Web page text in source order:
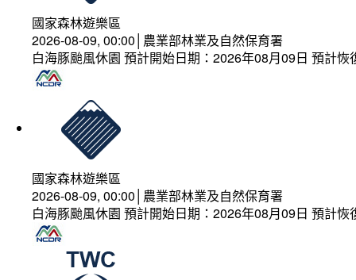
國家森林遊樂區
2026-08-09, 00:00│農業部林業及自然保育署
白海豚颱風休園 預計開始日期：2026年08月09日 預計
國家森林遊樂區
2026-08-09, 00:00│農業部林業及自然保育署
白海豚颱風休園 預計開始日期：2026年08月09日 預計